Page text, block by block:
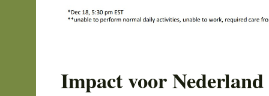
Impact voor Nederland